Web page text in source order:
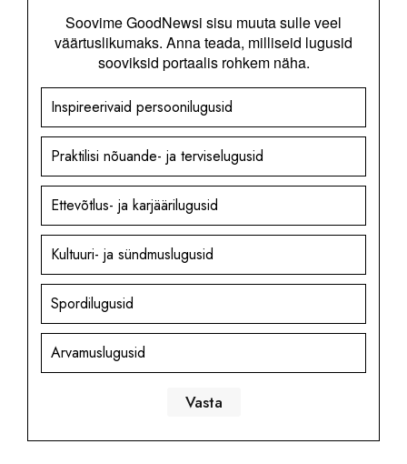
Soovime GoodNewsi sisu muuta sulle veel
väärtuslikumaks. Anna teada, milliseid lugusid
sooviksid portaalis rohkem näha.
Inspireerivaid persoonilugusid
Praktilisi nõuande- ja terviselugusid
Ettevõtlus- ja karjäärilugusid
Kultuuri- ja sündmuslugusid
Spordilugusid
Arvamuslugusid